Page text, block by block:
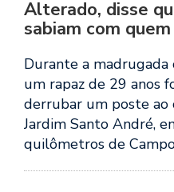
Alterado, disse
sabiam com
Durante a
um rapaz de 29 anos
derrubar um poste ao
Jardim Santo André,
quilômetros de